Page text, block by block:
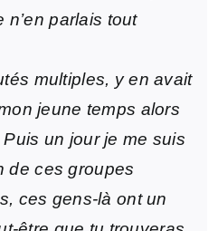
n’en parlais tout
multiples, y en avait
jeune temps alors
Puis un jour je me suis
de ces groupes
ces gens-là ont un